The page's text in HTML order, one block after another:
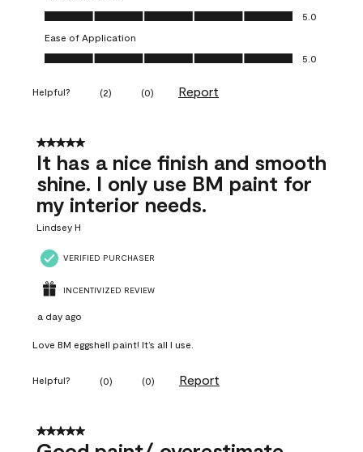
Value of Product, 5.0 out of 5
5.0
Ease of Application
Ease of Application, 5.0 out of 5
5.0
Helpful? (2) (0) Report
5 out of 5 stars.
It has a nice finish and smooth
shine. I only use BM paint for
my interior needs.
Lindsey H
VERIFIED PURCHASER
INCENTIVIZED REVIEW
a day ago
Love BM eggshell paint! It’s all I use.
Helpful? (0) (0) Report
5 out of 5 stars.